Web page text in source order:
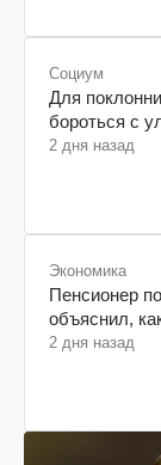
Социум
Для
бороться с
2 дня назад
Экономика
Пенсионер
объяснил,
2 дня назад